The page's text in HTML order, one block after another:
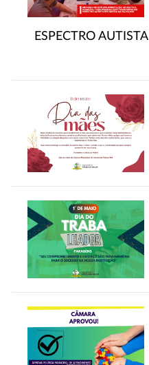
ESPECTRO AUTISTA